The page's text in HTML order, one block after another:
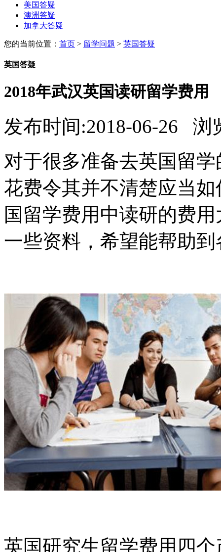
美国答疑
澳洲答疑
加拿大答疑
您的当前位置： 首页 > 留学问题 > 英国答疑
英国答疑
2018年武汉英国读研留学费用
发布时间:2018-06-26 浏
对于很多准备去英国留
花费令其并不清楚应当
国留学费用中读研的费
一些资料，希望能帮助到
英国研究生留学费用四